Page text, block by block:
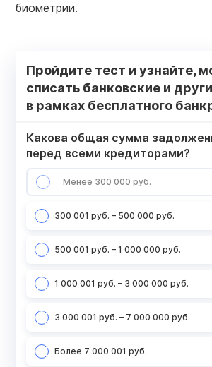
биометрии.
Пройдите тест и узнайте,
списать банковские и
в рамках бесплатного
Какова общая сумма
перед всеми кредиторами?
Менее 300 000 руб.
300 001 руб. – 500 000 руб.
500 001 руб. – 1 000 000 руб.
1 000 001 руб. – 3 000 000 руб.
3 000 001 руб. – 7 000 000 руб.
Более 7 000 001 руб.